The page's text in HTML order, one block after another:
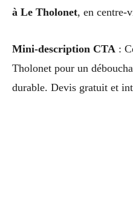
à Le Tholonet, en centre-
Mini-description CTA :
Tholonet pour un
durable. Devis gratuit et